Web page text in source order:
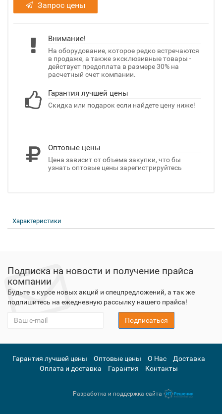
Запрос цены
Внимание!
На оборудование, которое редко встречаются
в продаже, а также эксклюзивные товары -
действует предоплата в размере 30% на
расчетный счет компании.
Гарантия лучшей цены
Скидка или подарок если найдете цену ниже!
Оптовые цены
Цена зависит от объема закупки, что бы
узнать оптовые цены зарегистрируйтесь
Характеристики
Подписка на новости и получение прайса
компании
Будьте в курсе новых акций и спецпредложений, а так же
подпишитесь на ежедневную рассылку нашего прайса!
Подписаться
Гарантия лучшей цены Оптовые цены О Нас
Доставка
Оплата и доставка
Гарантия Контакты
Разработка и поддержка сайта